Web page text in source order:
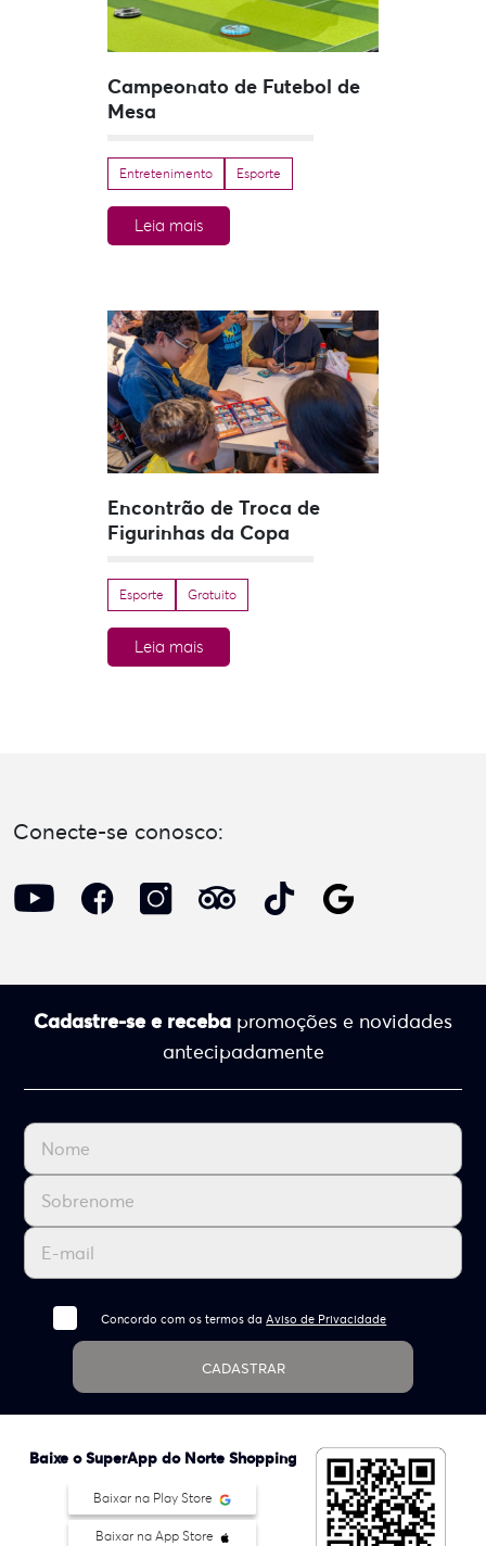
Campeonato de Futebol de
Mesa
Entretenimento Esporte
Leia mais
Encontrão de Troca de
Figurinhas da Copa
Esporte Gratuito
Leia mais
Conecte-se conosco:
Cadastre-se e receba promoções e novidades
antecipadamente
Concordo com os termos daAviso de Privacidade
CADASTRAR
Baixe o SuperApp do Norte Shopping
Baixar na Play Store
Baixar na App Store